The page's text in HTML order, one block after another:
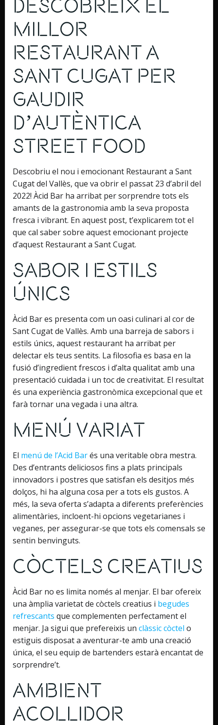
Descobreix el
millor
restaurant a
Sant Cugat per
gaudir
d’Autèntica
Street Food
Descobriu el nou i emocionant Restaurant a Sant
Cugat del Vallès, que va obrir el passat 23 d’abril del
2022! Àcid Bar ha arribat per sorprendre tots els
amants de la gastronomia amb la seva proposta
fresca i vibrant. En aquest post, t’explicarem tot el
que cal saber sobre aquest emocionant projecte
d’aquest Restaurant a Sant Cugat.
Sabor i Estils
Únics
Àcid Bar es presenta com un oasi culinari al cor de
Sant Cugat de Vallès. Amb una barreja de sabors i
estils únics, aquest restaurant ha arribat per
delectar els teus sentits. La filosofia es basa en la
fusió d’ingredient frescos i d’alta qualitat amb una
presentació cuidada i un toc de creativitat. El resultat
és una experiència gastronòmica excepcional que et
farà tornar una vegada i una altra.
Menú Variat
El menú de l’Acid Barés una veritable obra mestra.
Des d’entrants deliciosos fins a plats principals
innovadors i postres que satisfan els desitjos més
dolços, hi ha alguna cosa per a tots els gustos. A
més, la seva oferta s’adapta a diferents preferències
alimentàries, incloent-hi opcions vegetarianes i
veganes, per assegurar-se que tots els comensals se
sentin benvinguts.
Còctels Creatius
Àcid Bar no es limita només al menjar. El bar ofereix
una àmplia varietat de còctels creatius i begudes
refrescants que complementen perfectament el
menjar. Ja sigui que prefereixis un clàssic còctel o
estiguis disposat a aventurar-te amb una creació
única, el seu equip de bartenders estarà encantat de
sorprendre’t.
Ambient
Acollidor